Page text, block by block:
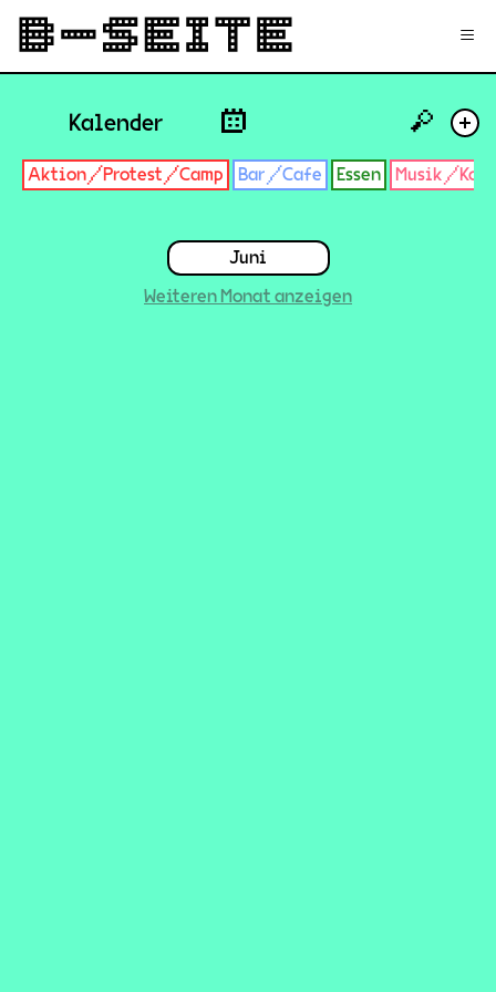
≡
Kalender +
🔎
Aktion/Protest/Camp Bar/Cafe Essen Musik/
Juni
Weiteren Monat anzeigen